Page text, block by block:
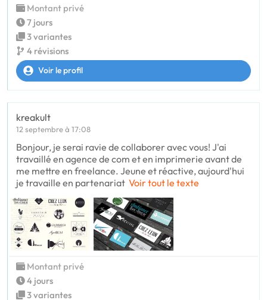
Montant privé
7 jours
3 variantes
4 révisions
Voir le profil
kreakult
12 septembre à 17:08
Bonjour, je serai ravie de collaborer avec vous! J'ai
travaillé en agence de com et en imprimerie avant de
me mettre en freelance. Jeune et réactive, aujourd'hui
je travaille en partenariat Voir tout le texte
Montant privé
4 jours
3 variantes